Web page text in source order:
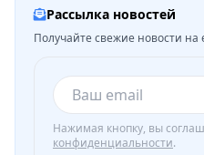
Рассылка новостей
Получайте свежие новости на
Нажимая кнопку, вы
конфиденциальности.